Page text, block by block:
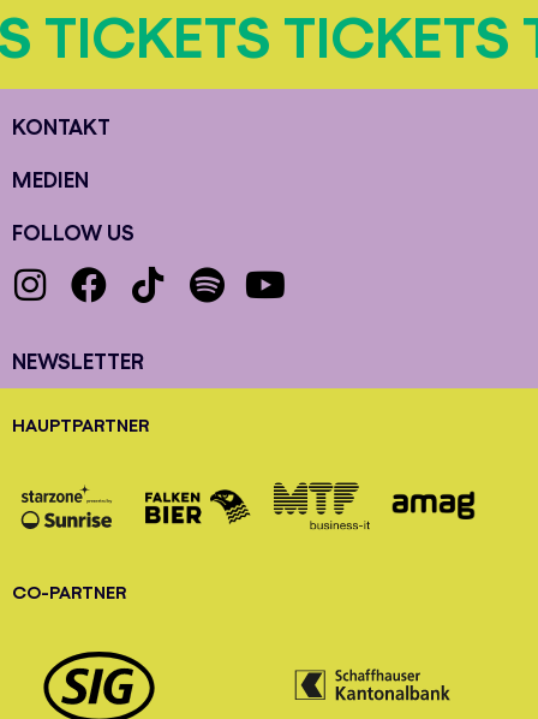
TICKETS
KONTAKT
MEDIEN
FOLLOW US
NEWSLETTER
HAUPTPARTNER
CO-PARTNER